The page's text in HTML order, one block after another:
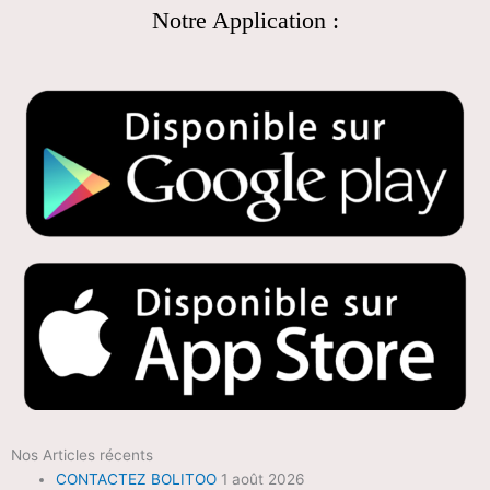
Notre Application :
Nos Articles récents
CONTACTEZ BOLITOO 1 août 2026